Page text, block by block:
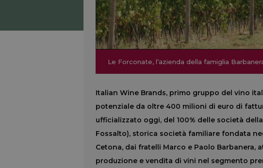
Le Forconate, l’azienda della famiglia
Le Forconate, l’azienda della famiglia
Italian Wine Brands, primo gruppo del vino
potenziale da oltre 400 milioni di euro di
ufficializzato oggi, del 100% delle società
Fossalto), storica società familiare fondata
Cetona, dai fratelli Marco e Paolo Barbanera,
produzione e vendita di vini nel segmento